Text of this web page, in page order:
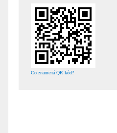
Co znamená QR kód?